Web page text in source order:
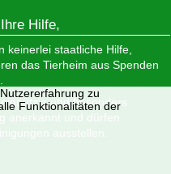
Hilfe,
keinerlei staatliche Hilfe,
das Tierheim aus Spenden
und besonders
anerkannt und dürfen
ausstellen.
zu
Funktionalitäten der